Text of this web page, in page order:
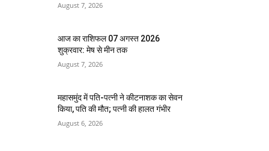
August 7, 2026
आज का राशिफल 07 अगस्त 2026
शुक्रवार: मेष से मीन तक
August 7, 2026
महासमुंद में पति-पत्नी ने कीटनाशक का सेवन
किया, पति की मौत; पत्नी की हालत गंभीर
August 6, 2026